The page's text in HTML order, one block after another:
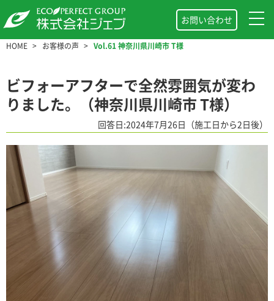
お問い合わせ
HOME お客様の声 Vol.61 神奈川県川崎市 T様
ビフォーアフターで全然雰囲気が変わ
りました。（神奈川県川崎市 T様）
回答日:2024年7月26日（施工日から2日後）